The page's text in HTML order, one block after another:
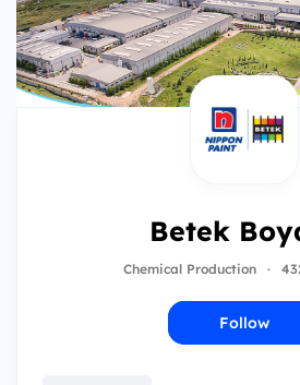
Betek
Chemical Production ·
Follow